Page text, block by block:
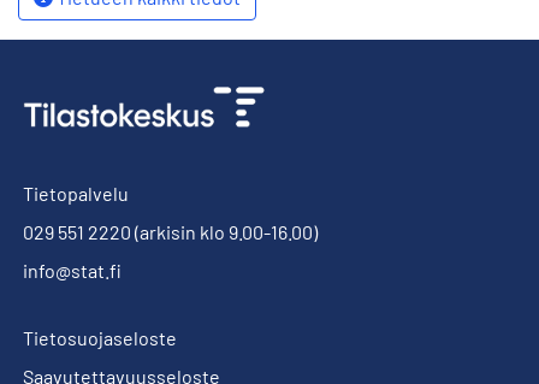
Tietopalvelu
029 551 2220 (arkisin klo 9.00-16.00)
info@stat.fi
Tietosuojaseloste
Saavutettavuusseloste